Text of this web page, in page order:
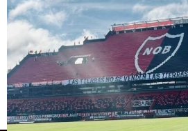
Senado
La Legislatura aprobó
una cooperativa de Santa
cambia?